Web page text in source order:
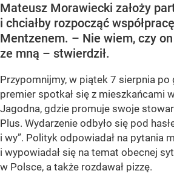
Mateusz Morawiecki założy
i chciałby rozpocząć
Mentzenem. – Nie wiem, czy
ze mną – stwierdził.
Przypomnijmy, w piątek 7 sierpnia po
premier spotkał się z mieszkańcami
Jagodna, gdzie promuje swoje
Plus. Wydarzenie odbyło się pod
i wy”. Polityk odpowiadał na pytania
i wypowiadał się na temat obecnej
w Polsce, a także rozdawał pizzę.